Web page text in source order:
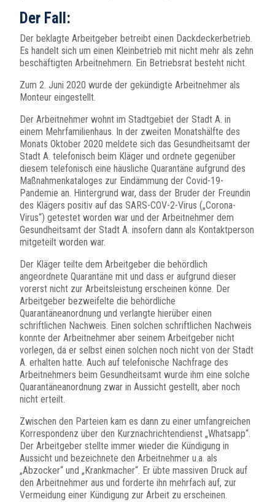
Der Fall:
Der beklagte Arbeitgeber betreibt einen Dackdeckerbetrieb.
Es handelt sich um einen Kleinbetrieb mit nicht mehr als zehn
beschäftigten Arbeitnehmern. Ein Betriebsrat besteht nicht.
Zum 2. Juni 2020 wurde der gekündigte Arbeitnehmer als
Monteur eingestellt.
Der Arbeitnehmer wohnt im Stadtgebiet der Stadt A. in
einem Mehrfamilienhaus. In der zweiten Monatshälfte des
Monats Oktober 2020 meldete sich das Gesundheitsamt der
Stadt A. telefonisch beim Kläger und ordnete gegenüber
diesem telefonisch eine häusliche Quarantäne aufgrund des
Maßnahmenkataloges zur Eindämmung der Covid-19-
Pandemie an. Hintergrund war, dass der Bruder der Freundin
des Klägers positiv auf das SARS-COV-2-Virus („Corona-
Virus“) getestet worden war und der Arbeitnehmer dem
Gesundheitsamt der Stadt A. insofern dann als Kontaktperson
mitgeteilt worden war.
Der Kläger teilte dem Arbeitgeber die behördlich
angeordnete Quarantäne mit und dass er aufgrund dieser
vorerst nicht zur Arbeitsleistung erscheinen könne. Der
Arbeitgeber bezweifelte die behördliche
Quarantäneanordnung und verlangte hierüber einen
schriftlichen Nachweis. Einen solchen schriftlichen Nachweis
konnte der Arbeitnehmer aber seinem Arbeitgeber nicht
vorlegen, da er selbst einen solchen noch nicht von der Stadt
A. erhalten hatte. Auch auf telefonische Nachfrage des
Arbeitnehmers beim Gesundheitsamt wurde ihm eine solche
Quarantäneanordnung zwar in Aussicht gestellt, aber noch
nicht erteilt.
Zwischen den Parteien kam es dann zu einer umfangreichen
Korrespondenz über den Kurznachrichtendienst „Whatsapp“.
Der Arbeitgeber stellte immer wieder die Kündigung in
Aussicht und bezeichnete den Arbeitnehmer u.a. als
„Abzocker“ und „Krankmacher“. Er übte massiven Druck auf
den Arbeitnehmer aus und forderte ihn mehrfach auf, zur
Vermeidung einer Kündigung zur Arbeit zu erscheinen.